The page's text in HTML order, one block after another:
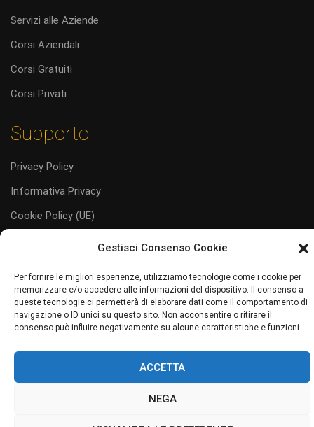
Gestisci Consenso Cookie
Per fornire le migliori esperienze, utilizziamo tecnologie come i cookie per
memorizzare e/o accedere alle informazioni del dispositivo. Il consenso a
queste tecnologie ci permetterà di elaborare dati come il comportamento di
navigazione o ID unici su questo sito. Non acconsentire o ritirare il
consenso può influire negativamente su alcune caratteristiche e funzioni.
ACCETTA
NEGA
Servizi alle Aziende
Corsi Aziendali
Corsi Gratuiti
Corsi Privati
Supporto
Privacy Policy
Informativa Privacy
Cookie Policy (UE)
#juliaservicei servizi al tuo servizio
Sito web realizzato da Junior Web